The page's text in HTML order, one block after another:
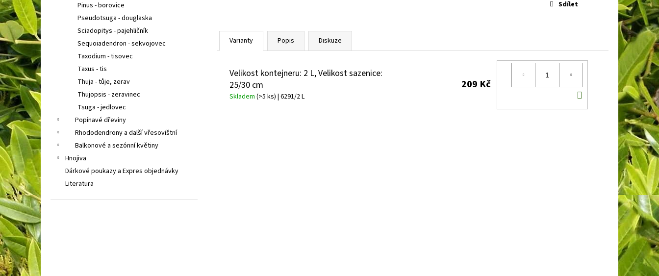
Pinus - borovice
Pseudotsuga - douglaska
Sciadopitys - pajehličník
Sequoiadendron - sekvojovec
Taxodium - tisovec
Taxus - tis
Thuja - tůje, zerav
Thujopsis - zeravinec
Tsuga - jedlovec
Popínavé dřeviny
Rhododendrony a další vřesovištní
Balkonové a sezónní květiny
Hnojiva
Dárkové poukazy a Expres objednávky
Literatura
Sdílet
Varianty Popis Diskuze
Velikost kontejneru: 2 L, Velikost sazenice:
25/30 cm
Skladem (>5 ks) | 6291/2 L
209 Kč
KOŠÍKU